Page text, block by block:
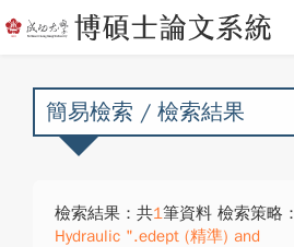
簡易檢索 / 檢索結果
檢索結果：共1筆資料 檢索策略：
Hydraulic ".edept (精準) and